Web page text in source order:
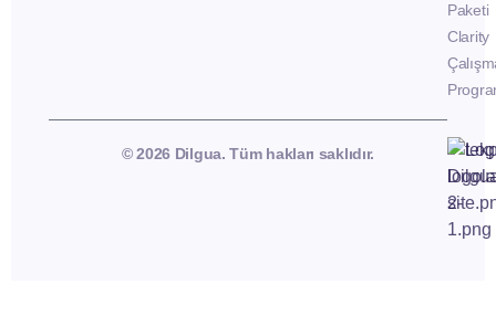
Paketi
Clarity
© 2026 Dilgua. Tüm hakları saklıdır.